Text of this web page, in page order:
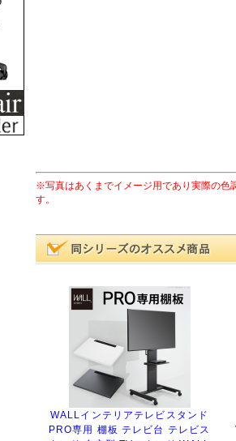
※写真はあくまでイメージ用であり実際の色
す。
WALLインテリアテレビスタンド
PRO専用 棚板 テレビ台 テレビス